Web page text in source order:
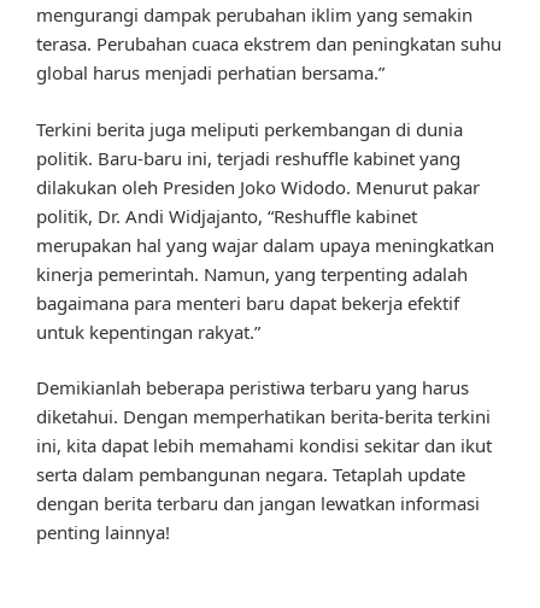
mengurangi dampak perubahan iklim yang semakin
terasa. Perubahan cuaca ekstrem dan peningkatan suhu
global harus menjadi perhatian bersama.”
Terkini berita juga meliputi perkembangan di dunia
politik. Baru-baru ini, terjadi reshuffle kabinet yang
dilakukan oleh Presiden Joko Widodo. Menurut pakar
politik, Dr. Andi Widjajanto, “Reshuffle kabinet
merupakan hal yang wajar dalam upaya meningkatkan
kinerja pemerintah. Namun, yang terpenting adalah
bagaimana para menteri baru dapat bekerja efektif
untuk kepentingan rakyat.”
Demikianlah beberapa peristiwa terbaru yang harus
diketahui. Dengan memperhatikan berita-berita terkini
ini, kita dapat lebih memahami kondisi sekitar dan ikut
serta dalam pembangunan negara. Tetaplah update
dengan berita terbaru dan jangan lewatkan informasi
penting lainnya!